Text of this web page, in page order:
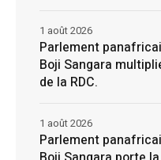
Parlement
Boji Sangara
de la RDC.
1 août 2026
Parlement
1 août 2026